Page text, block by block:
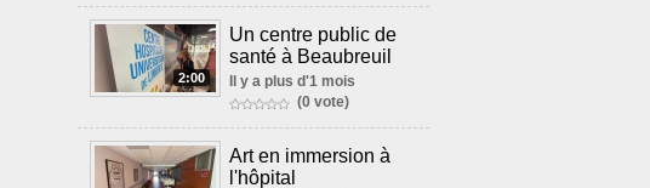
2:00
Un centre public de
santé à Beaubreuil
Il y a plus d'1 mois
(0 vote)
Art en immersion à
l'hôpital